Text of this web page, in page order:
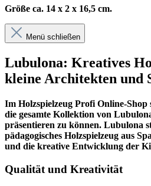
Größe ca. 14 x 2 x 16,5 cm.
Menü schließen
Lubulona: Kreatives
kleine Architekten und
Im Holzspielzeug Profi Online-Shop
die gesamte Kollektion von
präsentieren zu können. Lubulona
pädagogisches Holzspielzeug aus
und die kreative Entwicklung der
Qualität und Kreativität